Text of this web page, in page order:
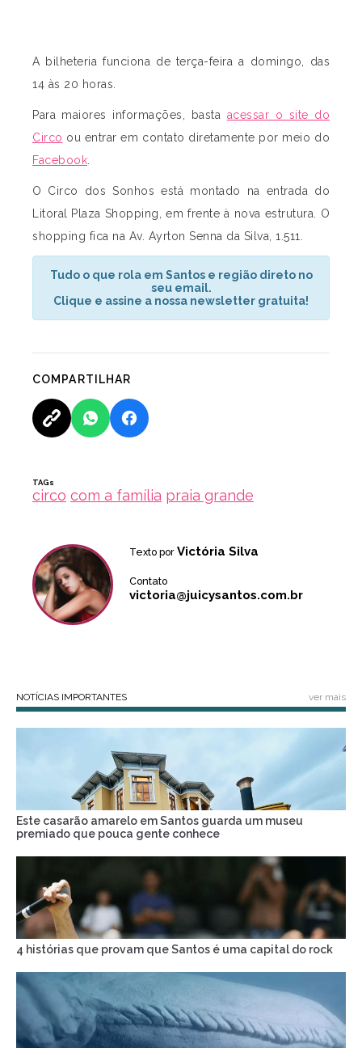
A bilheteria funciona de terça-feira a domingo, das
14 às 20 horas.
Para maiores informações, basta acessar o site do
Circo ou entrar em contato diretamente por meio do
Facebook.
O Circo dos Sonhos está montado na entrada do
Litoral Plaza Shopping, em frente à nova estrutura. O
shopping fica na Av. Ayrton Senna da Silva, 1.511.
Tudo o que rola em Santos e região direto no
seu email.
Clique e assine a nossa newsletter gratuita!
COMPARTILHAR
TAGs
circo com a família praia grande
Texto por Victória Silva
Contato
victoria@juicysantos.com.br
NOTÍCIAS IMPORTANTES ver mais
Este casarão amarelo em Santos guarda um museu
premiado que pouca gente conhece
4 histórias que provam que Santos é uma capital do rock